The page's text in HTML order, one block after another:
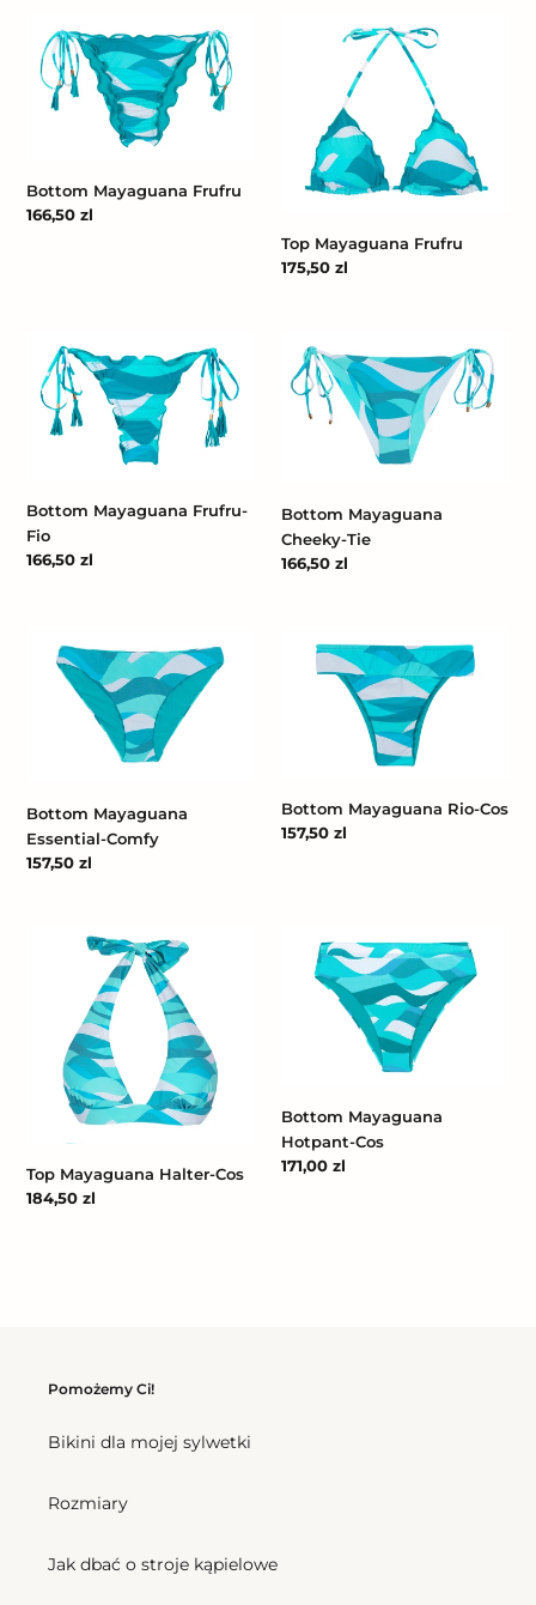
Bottom
Mayaguana
Frufru
Bottom Mayaguana Frufru
Cena
166,50 zl
Mayaguana
Top Mayaguana Frufru
Cena
175,50 zl
Bottom
Mayaguana
Frufru-
Bottom Mayaguana Frufru-
Fio
Cena
166,50 zl
Bottom
Mayaguana
Cheeky-
Bottom Mayaguana
Cheeky-Tie
Cena
166,50 zl
Mayaguana
Essential-
Bottom Mayaguana
Essential-Comfy
Cena
157,50 zl
Mayaguana
Bottom Mayaguana Rio-Cos
Cena
157,50 zl
Mayaguana
Top Mayaguana Halter-Cos
Cena
184,50 zl
Bottom
Mayaguana
Hotpant-
Bottom Mayaguana
Hotpant-Cos
Cena
171,00 zl
Pomożemy Ci!
Bikini dla mojej sylwetki
Rozmiary
Jak dbać o stroje kąpielowe